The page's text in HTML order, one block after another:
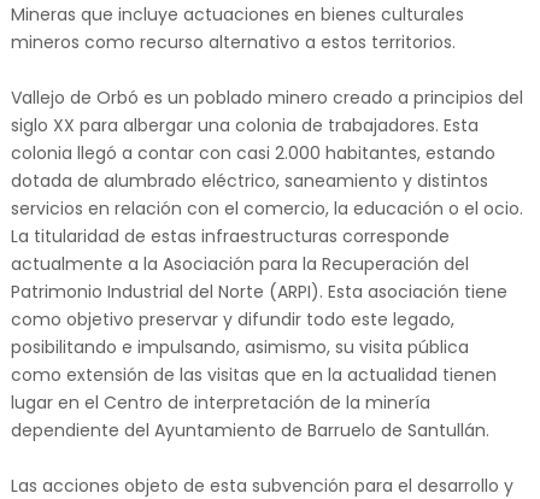
Mineras que incluye actuaciones en bienes culturales
mineros como recurso alternativo a estos territorios.
Vallejo de Orbó es un poblado minero creado a principios del
siglo XX para albergar una colonia de trabajadores. Esta
colonia llegó a contar con casi 2.000 habitantes, estando
dotada de alumbrado eléctrico, saneamiento y distintos
servicios en relación con el comercio, la educación o el ocio.
La titularidad de estas infraestructuras corresponde
actualmente a la Asociación para la Recuperación del
Patrimonio Industrial del Norte (ARPI). Esta asociación tiene
como objetivo preservar y difundir todo este legado,
posibilitando e impulsando, asimismo, su visita pública
como extensión de las visitas que en la actualidad tienen
lugar en el Centro de interpretación de la minería
dependiente del Ayuntamiento de Barruelo de Santullán.
Las acciones objeto de esta subvención para el desarrollo y